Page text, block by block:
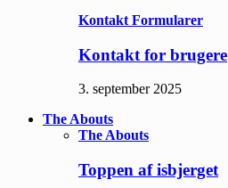
Kontakt Formularer
Kontakt for brugere
3. september 2025
The Abouts
The Abouts
Toppen af isbjerget